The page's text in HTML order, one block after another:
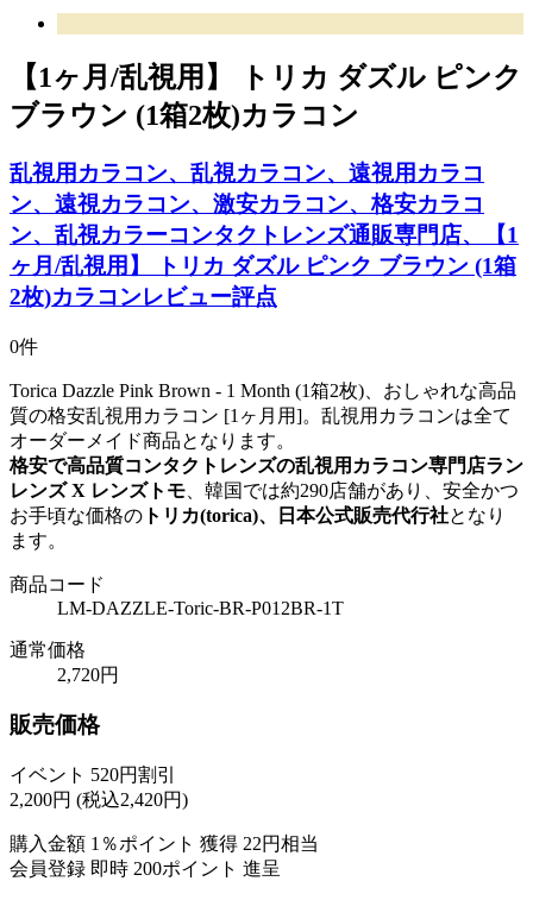
【1ヶ月/乱視用】 トリカ ダズル ピンク
ブラウン (1箱2枚)カラコン
乱視用カラコン、乱視カラコン、遠視用カラコ
ン、遠視カラコン、激安カラコン、格安カラコ
ン、乱視カラーコンタクトレンズ通販専門店、【1
ヶ月/乱視用】 トリカ ダズル ピンク ブラウン (1箱
2枚)カラコンレビュー評点
0件
Torica Dazzle Pink Brown - 1 Month (1箱2枚)、おしゃれな高品
質の格安乱視用カラコン [1ヶ月用]。乱視用カラコンは全て
オーダーメイド商品となります。
格安で高品質コンタクトレンズの乱視用カラコン専門店ラン
レンズ X レンズトモ 、韓国では約290店舗があり、安全かつ
お手頃な価格の トリカ(torica)、日本公式販売代行社となり
ます。
商品コード
LM-DAZZLE-Toric-BR-P012BR-1T
通常価格
2,720円
販売価格
イベント 520円割引
2,200円 (税込2,420円)
購入金額 1％ポイント 獲得 22円相当
会員登録 即時 200ポイント 進呈